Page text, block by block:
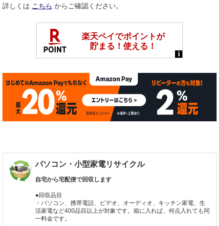
詳しくは こちら からご確認ください。
パソコン・小型家電リサイクル
自宅から宅配便で回収します
●回収品目
・パソコン、携帯電話、ビデオ、オーディオ、キッチン家電、生
活家電など400品目以上が対象です。箱に入れば、何点入れても同
一料金です。